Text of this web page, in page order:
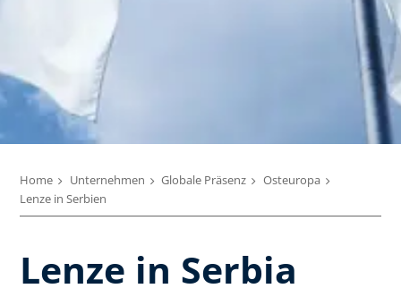
Home Unternehmen Globale Präsenz
Osteuropa
Lenze in Serbien
Lenze in Serbia